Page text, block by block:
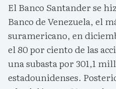
El Banco Santander se
Banco de Venezuela, el
suramericano, en
el 80 por ciento de las
una subasta por 301,1
estadounidenses.